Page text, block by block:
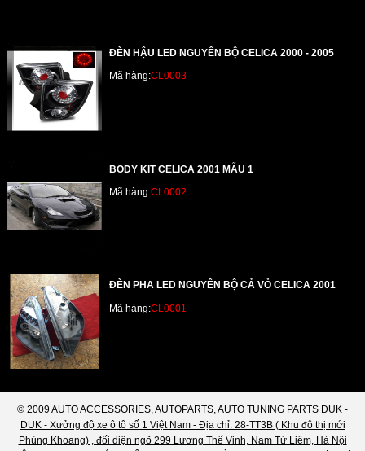
ĐÈN HẬU LED NGUYÊN BỘ CELICA 2000 - 2005
Mã hàng:CL0003
BODY KIT CELICA 2001 MẪU 1
Mã hàng:CL0002
ĐÈN PHA LED NGUYÊN BỘ CẢ VỎ CELICA 2001
Mã hàng:CL0001
© 2009 AUTO ACCESSORIES, AUTOPARTS, AUTO TUNING PARTS DUK -
DUK - Xưởng độ xe ô tô số 1 Việt Nam - Địa chỉ: 28-TT3B ( Khu đô thị mới
Phùng Khoang) , đối diện ngõ 299 Lương Thế Vinh, Nam Từ Liêm, Hà Nội